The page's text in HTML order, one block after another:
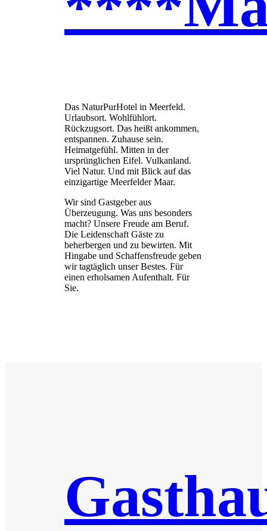
Das NaturPurHotel in Meerfeld.
Urlaubsort. Wohlfühlort.
Rückzugsort. Das heißt ankommen,
entspannen. Zuhause sein.
Heimatgefühl. Mitten in der
ursprünglichen Eifel. Vulkanland.
Viel Natur. Und mit Blick auf das
einzigartige Meerfelder Maar.
Wir sind Gastgeber aus
Überzeugung. Was uns besonders
macht? Unsere Freude am Beruf.
Die Leidenschaft Gäste zu
beherbergen und zu bewirten. Mit
Hingabe und Schaffensfreude geben
wir tagtäglich unser Bestes. Für
einen erholsamen Aufenthalt. Für
Sie.